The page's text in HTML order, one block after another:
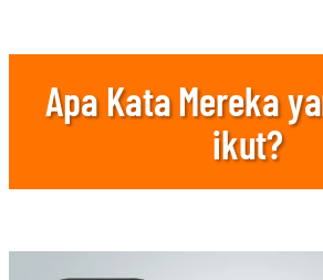
Apa Kata Mereka
ikut?